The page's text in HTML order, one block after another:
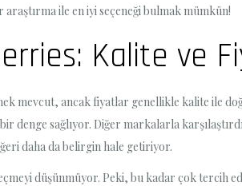
ile en iyi seçeneği bulmak mümkün!
Kalite ve
mevcut, ancak fiyatlar genellikle kalite ile
denge sağlıyor. Diğer markalarla
daha da belirgin hale getiriyor.
düşünmüyor. Peki, bu kadar çok tercih